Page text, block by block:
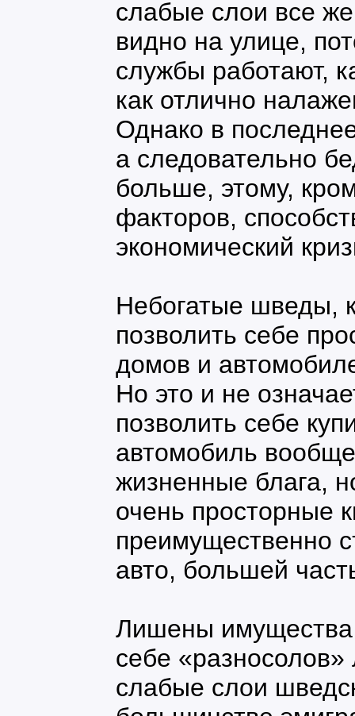
слабые слои все
видно на улице,
службы работают,
как отлично
Однако в
а следовательно
больше, этому,
факторов,
экономический
Небогатые шведы,
позволить себе
домов и
Но это и не
позволить себе
автомобиль
жизненные блага,
очень просторные
преимущественно
авто, большей
Лишены имущества
себе
слабые слои